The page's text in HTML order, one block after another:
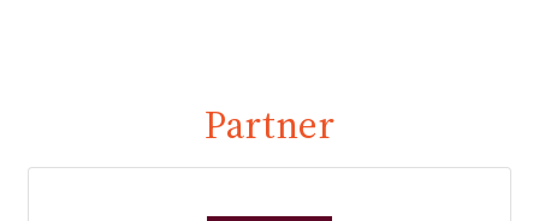
Partner